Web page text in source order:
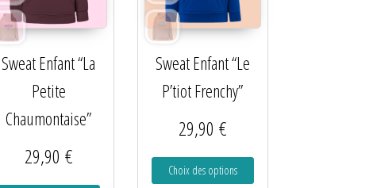
Sweat Enfant “La
Petite
Chaumontaise”
29,90 €
Sweat Enfant “Le
P’tiot Frenchy”
29,90 €
Choix des options